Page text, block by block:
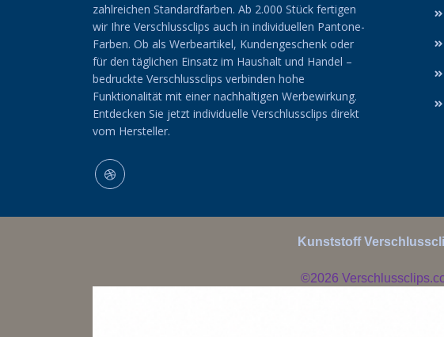
zahlreichen Standardfarben. Ab 2.000 Stück fertigen
wir Ihre Verschlussclips auch in individuellen Pantone-
Farben. Ob als Werbeartikel, Kundengeschenk oder
für den täglichen Einsatz im Haushalt und Handel –
bedruckte Verschlussclips verbinden hohe
Funktionalität mit einer nachhaltigen Werbewirkung.
Entdecken Sie jetzt individuelle Verschlussclips direkt
vom Hersteller.
Kunststoff
©2026